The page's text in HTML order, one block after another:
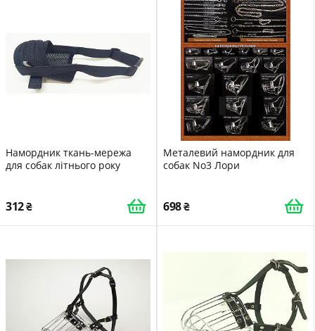
Намордник ткань-мережа
для собак літнього року
312
Металевий намордник для
собак No3 Лори
698